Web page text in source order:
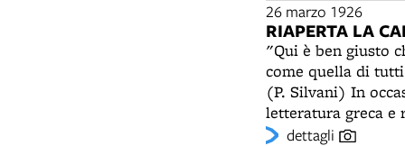
una
provenienti da vari
per le vie del
di dissidenti,
provinciale dei
stesso federale
26 marzo 1926
RIAPERTA LA
"Qui è ben giusto
come quella di
(P. Silvani) In occasione delle esequie del prof. Vittorio Puntoni (1859-1926), ordinario di
letteratura greca e
riaperta la
dettagli